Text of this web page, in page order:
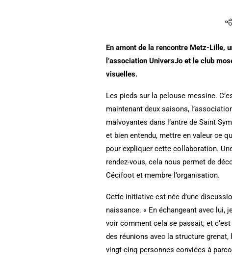
En amont de la rencontre Metz-Lille,
l’association UniversJo et le club
visuelles.
Les pieds sur la pelouse messine.
maintenant deux saisons,
malvoyantes dans l’antre de Saint
et bien entendu, mettre en valeur ce
pour expliquer cette collaboration.
rendez-vous, cela nous permet de
Cécifoot et membre l’organisation.
Cette initiative est née d’une
naissance. « En échangeant avec lui,
voir comment cela se passait, et
des réunions avec la structure
vingt-cinq personnes conviées à